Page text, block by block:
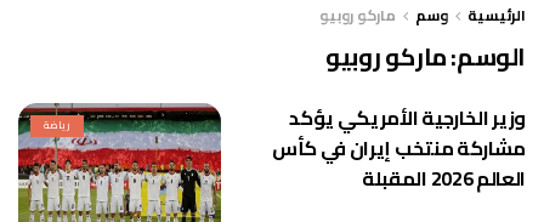
الرئيسية وسم ماركو روبيو
الوسم:ماركو روبيو
رياضة
وزير الخارجية الأمريكي يؤكد
مشاركة منتخب إيران في كأس
العالم 2026 المقبلة